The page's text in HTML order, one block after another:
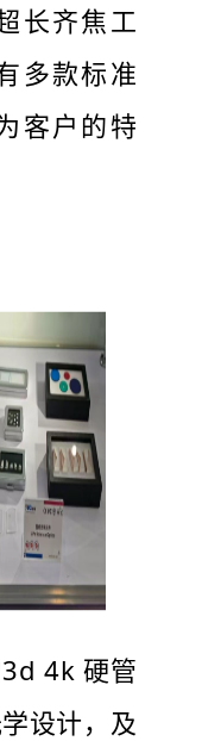
长齐焦工
多款标准
客户的特
4k 硬管
设计，及